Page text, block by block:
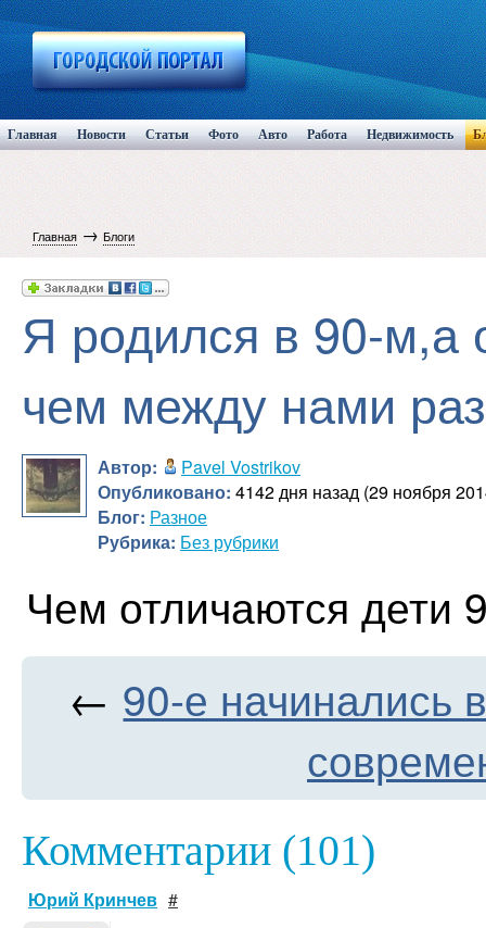
Главная Новости Статьи Фото Авто Работа Недвижимость
Главная→ Блоги
Я родился в 90-м,а
чем между нами
Автор:
Pavel Vostrikov
Опубликовано: 4142 дня назад (29 ноября
Блог: Разное
Рубрика: Без рубрики
Чем отличаются дети
← 90-е начинались
Комментарии (101)
Юрий Кринчев #